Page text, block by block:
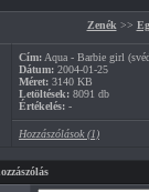
Zenék >>
Cím: Aqua - Barbie girl
Dátum: 2004-01-25
Méret: 3140 KB
Letöltések: 8091 db
Értékelés: -
Hozzászólások (1)